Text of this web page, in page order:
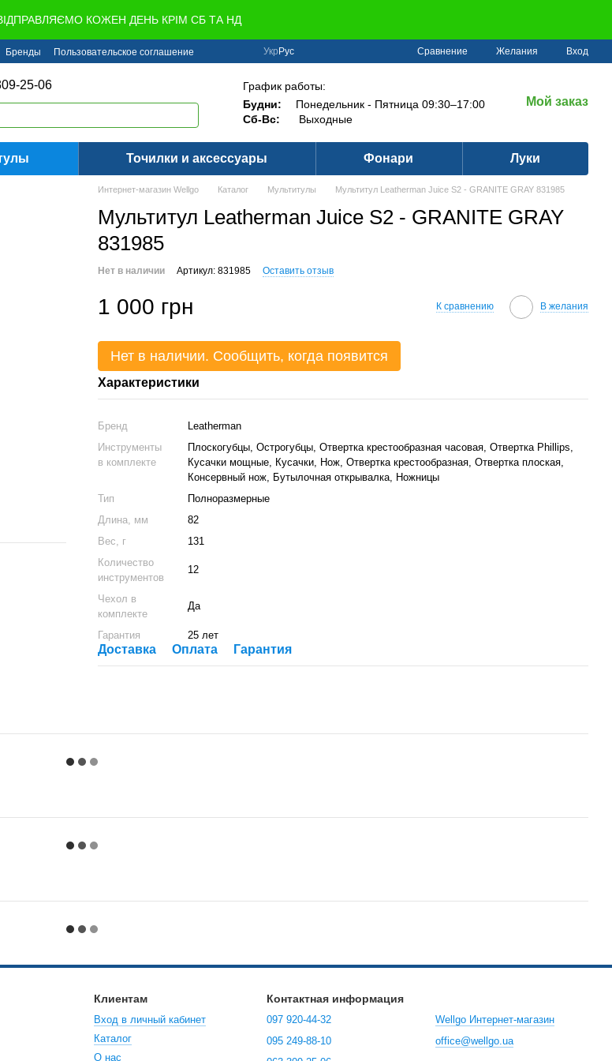
КОЖЕН ДЕНЬ КРІМ СБ ТА НД
Бренды Пользовательское соглашение Укр Рус Сравнение Желания Вход
25-06
График работы:
Будни:
Понедельник - Пятница 09:30–17:00
Сб-Вс:
Выходные
Мой заказ
Точилки и аксессуары Фонари Луки
Интернет-магазин Wellgo Каталог Мультитулы Мультитул Leatherman Juice S2 - GRANITE GRAY 831985
Мультитул Leatherman Juice S2 - GRANITE GRAY
831985
Нет в наличии Артикул: 831985 Оставить отзыв
1 000 грн К сравнению В желания
Нет в наличии. Сообщить, когда появится
Характеристики
Бренд
Leatherman
Инструменты
в комплекте
Плоскогубцы, Острогубцы, Отвертка крестообразная часовая, Отвертка Phillips,
Кусачки мощные, Кусачки, Нож, Отвертка крестообразная, Отвертка плоская,
Консервный нож, Бутылочная открывалка, Ножницы
Тип
Полноразмерные
Длина, мм
82
Вес, г
131
Количество
инструментов
12
Чехол в
комплекте
Да
Гарантия 25 лет
Доставка Оплата Гарантия
Клиентам
Вход в личный кабинет
Каталог
О нас
Контактная информация
097 920-44-32
095 249-88-10
Wellgo Интернет-магазин
office@wellgo.ua